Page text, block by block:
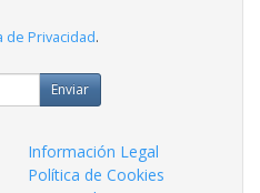
de Privacidad.
Enviar
Información Legal
Política de Cookies